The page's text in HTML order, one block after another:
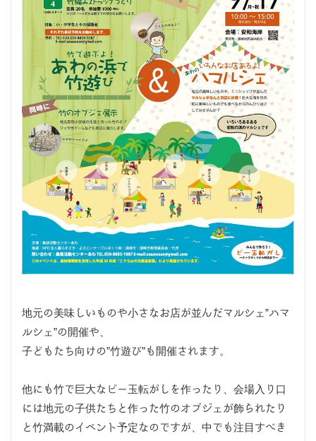
地元の美味しいものや小さなお店が並んだマルシェ”ハマ
ルシェ”の開催や、
子どもたち向けの”竹遊び”も開催されます。
他にも竹で巨大なビー玉転がしを作ったり、会場入り口
には地元の子供たちと作った竹のオブジェが飾られたり
と竹満載のイベント予定なのですが、中でも注目すべき